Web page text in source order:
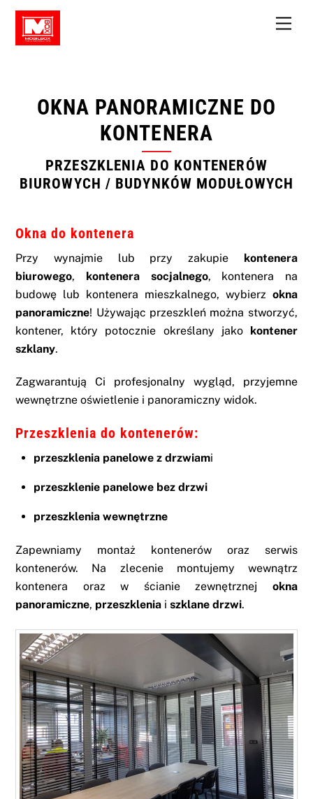
Skip
content
OKNA PANORAMICZNE DO
KONTENERA
PRZESZKLENIA DO KONTENERÓW
BIUROWYCH / BUDYNKÓW MODUŁOWYCH
Okna do kontenera
Przy wynajmie lub przy zakupie kontenera
biurowego, kontenera socjalnego, kontenera na
budowę lub kontenera mieszkalnego, wybierz okna
panoramiczne! Używając przeszkleń można stworzyć,
kontener, który potocznie określany jako kontener
szklany.
Zagwarantują Ci profesjonalny wygląd, przyjemne
wewnętrzne oświetlenie i panoramiczny widok.
Przeszklenia do kontenerów:
przeszklenia panelowe z drzwiami
przeszklenie panelowe bez drzwi
przeszklenia wewnętrzne
Zapewniamy montaż kontenerów oraz serwis
kontenerów. Na zlecenie montujemy wewnątrz
kontenera oraz w ścianie zewnętrznej okna
panoramiczne, przeszklenia iszklane drzwi.